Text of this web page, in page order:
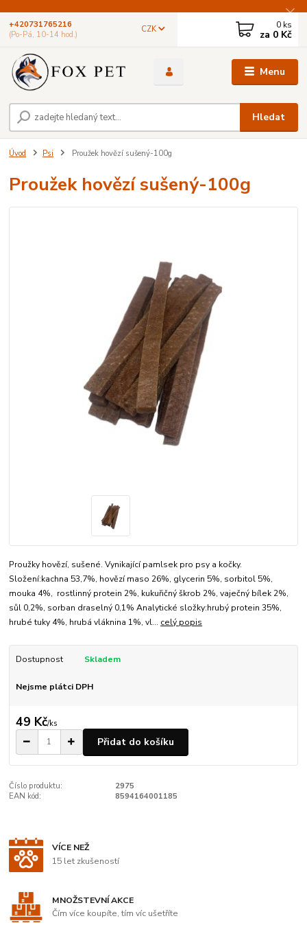
Menu
CZK
Hledat
+420731765216
(Po-Pá, 10-14 hod.)
0 ks
za 0 Kč
Úvod Psi Proužek hovězí sušený-100g
Proužek hovězí sušený-100g
Proužky hovězí, sušené. Vynikající pamlsek pro psy a kočky.
Složení:kachna 53,7%, hovězí maso 26%, glycerin 5%, sorbitol 5%,
mouka 4%, rostlinný protein 2%, kukuřičný škrob 2%, vaječný bílek 2%,
sůl 0,2%, sorban draselný 0,1% Analytické složky:hrubý protein 35%,
hrubé tuky 4%, hrubá vláknina 1%, vl... celý popis
Dostupnost Skladem
Nejsme plátci DPH
49 Kč/ks
Přidat do košíku
Číslo produktu:
2975
EAN kód:
8594164001185
VÍCE NEŽ
15 let zkušeností
MNOŽSTEVNÍ AKCE
Čím více koupíte, tím víc ušetříte